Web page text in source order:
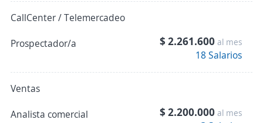
CallCenter / Telemercadeo
Prospectador/a
$ 2.261.600 al mes
18 Salarios
Ventas
Analista comercial
$ 2.200.000 al mes